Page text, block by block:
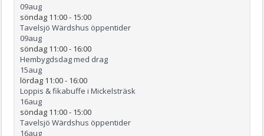
09aug
söndag 11:00- 15:00
Tavelsjö Wärdshus öppentider
09aug
söndag 11:00- 16:00
Hembygdsdag med drag
15aug
lördag 11:00- 16:00
Loppis & fikabuffe i Mickelsträsk
16aug
söndag 11:00- 15:00
Tavelsjö Wärdshus öppentider
16aug